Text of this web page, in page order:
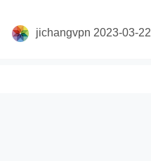
jichangvpn 2023-03-22